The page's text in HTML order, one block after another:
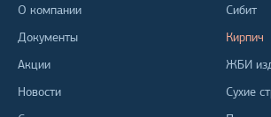
О компании
Документы
Акции
Новости
Сибит
Кирпич
ЖБИ
Сухие